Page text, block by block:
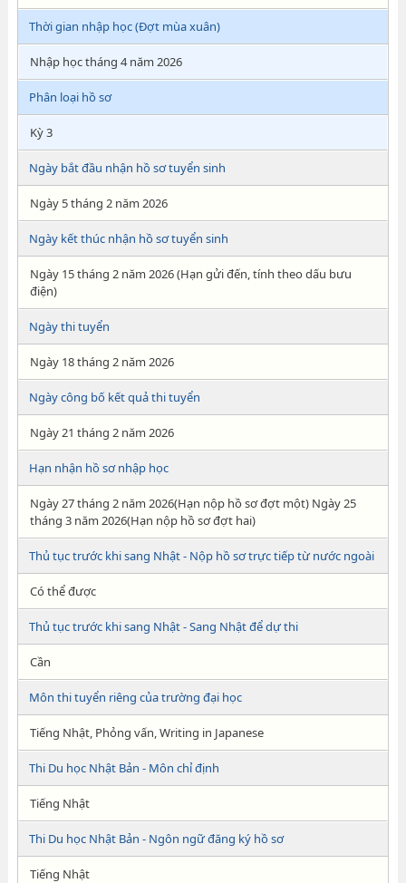
Thời gian nhập học (Đợt mùa xuân)
Nhập học tháng 4 năm 2026
Phân loại hồ sơ
Kỳ 3
Ngày bắt đầu nhận hồ sơ tuyển sinh
Ngày 5 tháng 2 năm 2026
Ngày kết thúc nhận hồ sơ tuyển sinh
Ngày 15 tháng 2 năm 2026 (Hạn gửi đến, tính theo dấu bưu
điện)
Ngày thi tuyển
Ngày 18 tháng 2 năm 2026
Ngày công bố kết quả thi tuyển
Ngày 21 tháng 2 năm 2026
Hạn nhận hồ sơ nhập học
Ngày 27 tháng 2 năm 2026(Hạn nộp hồ sơ đợt một) Ngày 25
tháng 3 năm 2026(Hạn nộp hồ sơ đợt hai)
Thủ tục trước khi sang Nhật - Nộp hồ sơ trực tiếp từ nước ngoài
Có thể được
Thủ tục trước khi sang Nhật - Sang Nhật để dự thi
Cần
Môn thi tuyển riêng của trường đại học
Tiếng Nhật, Phỏng vấn, Writing in Japanese
Thi Du học Nhật Bản - Môn chỉ định
Tiếng Nhật
Thi Du học Nhật Bản - Ngôn ngữ đăng ký hồ sơ
Tiếng Nhật